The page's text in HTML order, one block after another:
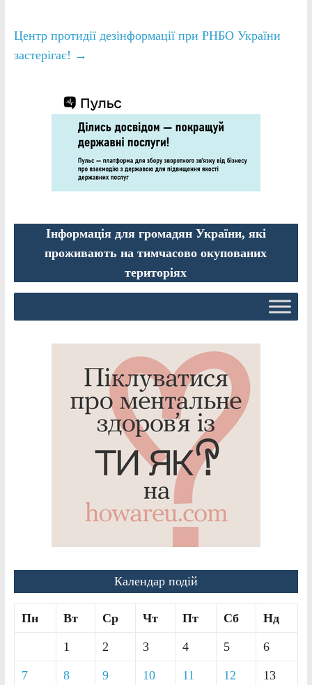
Центр протидії дезінформації при РНБО України
застерігає! →
Інформація для громадян України, які
проживають на тимчасово окупованих
територіях
Календар подій
Пн Вт Ср Чт Пт Сб Нд
1 2 3 4 5 6
7 8 9 10 11 12 13